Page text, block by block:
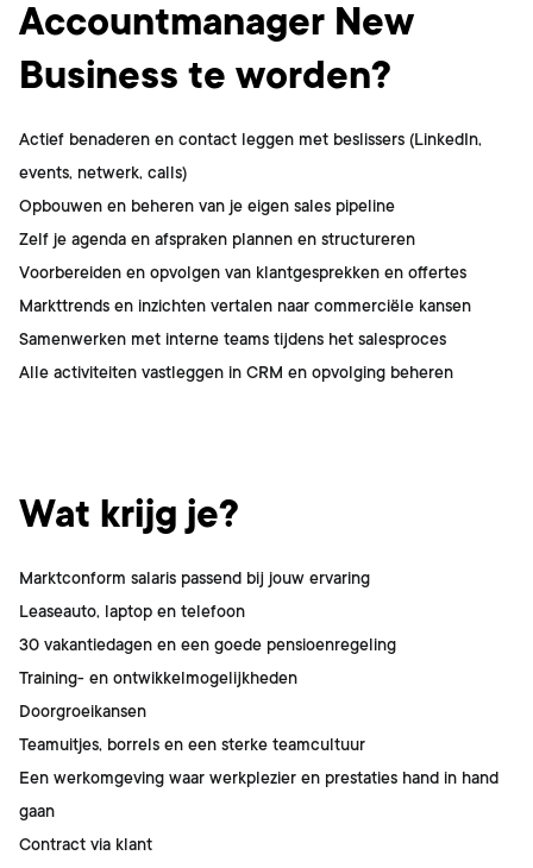
Accountmanager New
Business te worden?
Actief benaderen en contact leggen met beslissers (LinkedIn,
events, netwerk, calls)
Opbouwen en beheren van je eigen sales pipeline
Zelf je agenda en afspraken plannen en structureren
Voorbereiden en opvolgen van klantgesprekken en offertes
Markttrends en inzichten vertalen naar commerciële kansen
Samenwerken met interne teams tijdens het salesproces
Alle activiteiten vastleggen in CRM en opvolging beheren
Wat krijg je?
Marktconform salaris passend bij jouw ervaring
Leaseauto, laptop en telefoon
30 vakantiedagen en een goede pensioenregeling
Training- en ontwikkelmogelijkheden
Doorgroeikansen
Teamuitjes, borrels en een sterke teamcultuur
Een werkomgeving waar werkplezier en prestaties hand in hand
gaan
Contract via klant